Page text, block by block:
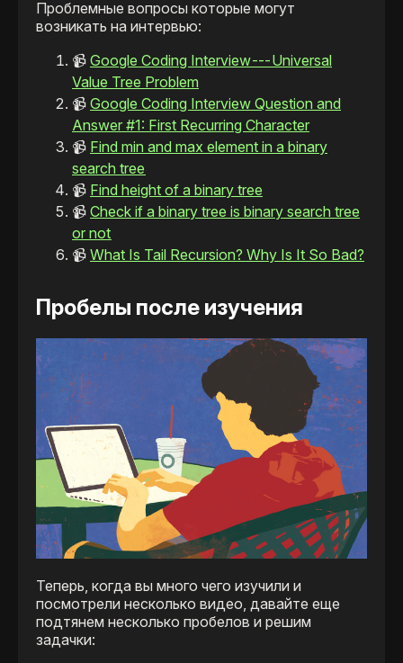
Проблемные вопросы которые могут
возникать на интервью:
📹 Google Coding Interview --- Universal
Value Tree Problem
📹 Google Coding Interview Question and
Answer #1: First Recurring Character
📹 Find min and max element in a binary
search tree
📹 Find height of a binary tree
📹 Check if a binary tree is binary search tree
or not
📹 What Is Tail Recursion? Why Is It So Bad?
Пробелы после изучения
Теперь, когда вы много чего изучили и
посмотрели несколько видео, давайте еще
подтянем несколько пробелов и решим
задачки: